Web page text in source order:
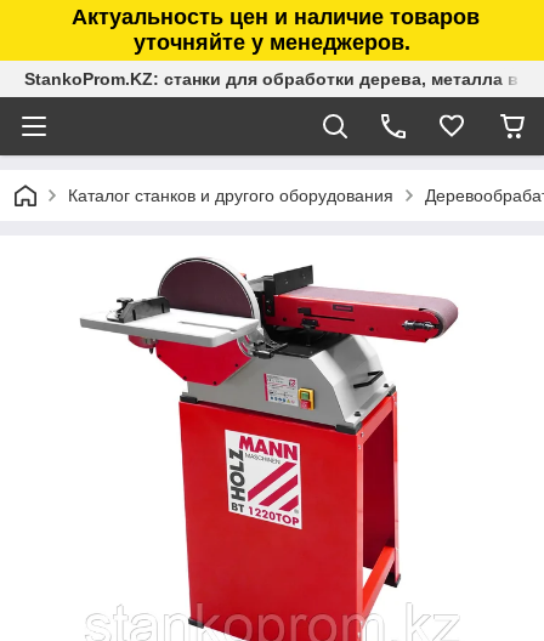
Актуальность цен и наличие товаров
уточняйте у менеджеров.
StankoProm.KZ: станки для обработки дерева, металла в
Каталог станков и другого оборудования